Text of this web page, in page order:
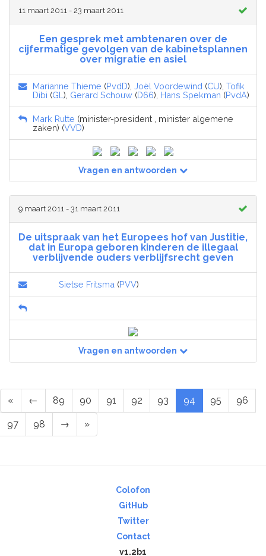
11 maart 2011 - 23 maart 2011
Een gesprek met ambtenaren over de
cijfermatige gevolgen van de kabinetsplannen
over migratie en asiel
Marianne Thieme (PvdD), Joël Voordewind (CU), Tofik
Dibi (GL ), Gerard Schouw (D66), Hans Spekman (PvdA)
Mark Rutte (minister-president , minister algemene
zaken) (VVD)
Vragen en antwoorden
9 maart 2011 - 31 maart 2011
De uitspraak van het Europees hof van Justitie,
dat in Europa geboren kinderen de illegaal
verblijvende ouders verblijfsrecht geven
Sietse Fritsma (PVV)
Vragen en antwoorden
« ← 89 90 91 92 93 94 95 96
97 98 → »
Colofon
GitHub
Twitter
Contact
v1.2b1